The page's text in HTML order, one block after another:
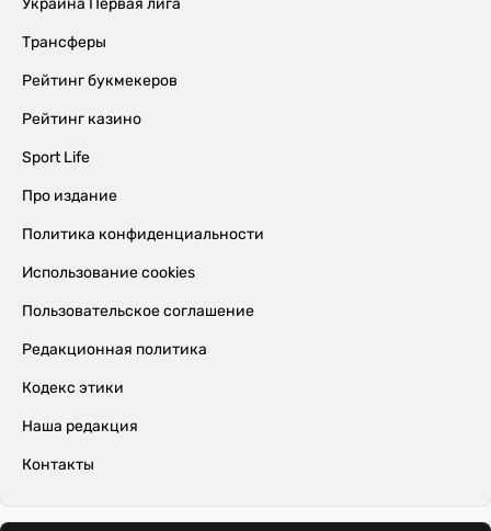
Трансферы
Рейтинг букмекеров
Рейтинг казино
Sport Life
Про издание
Политика конфиденциальности
Использование cookies
Пользовательское соглашение
Редакционная политика
Кодекс этики
Наша редакция
Контакты